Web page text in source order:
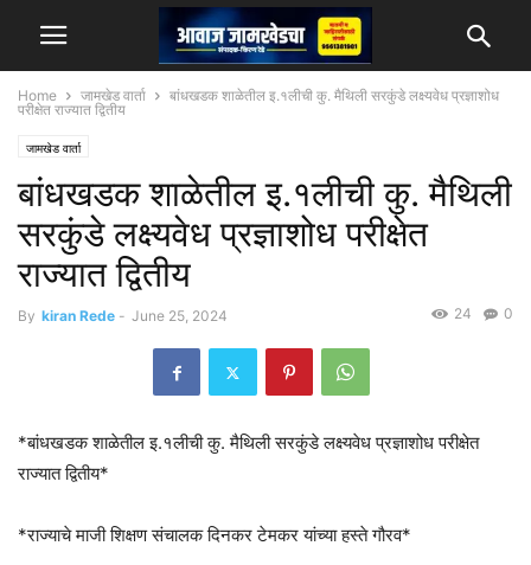
Home जामखेड वार्ता
बांधखडक शाळेतील इ.१लीची कु. मैथिली सरकुंडे लक्ष्यवेध प्रज्ञाशोध
परीक्षेत राज्यात द्वितीय
जामखेड वार्ता
बांधखडक शाळेतील इ.१लीची कु. मैथिली
सरकुंडे लक्ष्यवेध प्रज्ञाशोध परीक्षेत
राज्यात द्वितीय
By kiran Rede - June 25, 2024 0
24
*बांधखडक शाळेतील इ.१लीची कु. मैथिली सरकुंडे लक्ष्यवेध प्रज्ञाशोध परीक्षेत
राज्यात द्वितीय*
*राज्याचे माजी शिक्षण संचालक दिनकर टेमकर यांच्या हस्ते गौरव*